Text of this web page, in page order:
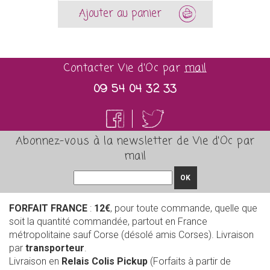
Ajouter au panier
Contacter Vie d'Oc parmail
09 54 04 32 33
Abonnez-vous à la newsletter de Vie d'Oc par
mail
OK
FORFAIT FRANCE : 12€, pour toute commande, quelle que
soit la quantité commandée, partout en France
métropolitaine sauf Corse (désolé amis Corses). Livraison
par transporteur.
Livraison en Relais Colis Pickup (Forfaits à partir de